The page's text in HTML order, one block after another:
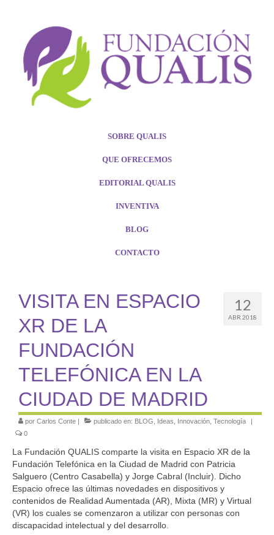
SOBRE QUALIS
QUE OFRECEMOS
EDITORIAL QUALIS
INVENTIVA
BLOG
CONTACTO
12
ABR 2018
VISITA EN ESPACIO
XR DE LA
FUNDACIÓN
TELEFÓNICA EN LA
CIUDAD DE MADRID
por Carlos Conte | publicado en: BLOG Ideas Innovación Tecnología
|
0
La Fundación QUALIS comparte la visita en Espacio XR de la
Fundación Telefónica en la Ciudad de Madrid con Patricia
Salguero (Centro Casabella) y Jorge Cabral (Incluir). Dicho
Espacio ofrece las últimas novedades en dispositivos y
contenidos de Realidad Aumentada (AR), Mixta (MR) y Virtual
(VR) los cuales se comenzaron a utilizar con personas con
discapacidad intelectual y del desarrollo.